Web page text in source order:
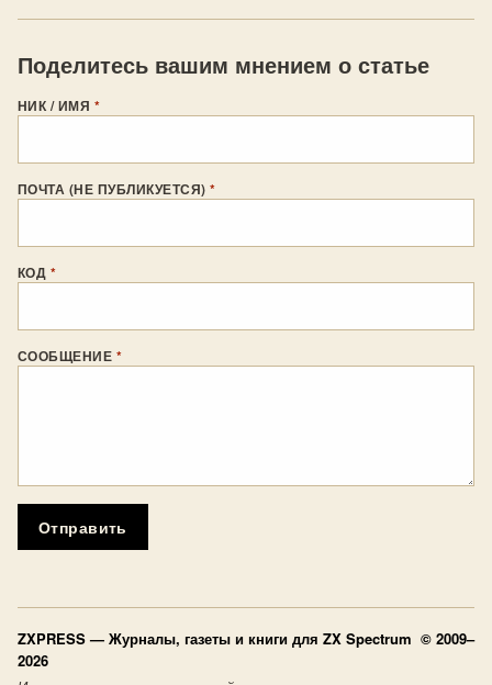
Поделитесь вашим мнением о статье
НИК / ИМЯ *
ПОЧТА (НЕ ПУБЛИКУЕТСЯ)*
КОД *
СООБЩЕНИЕ *
Отправить
ZXPRESS — Журналы, газеты и книги для ZX Spectrum © 2009–
2026